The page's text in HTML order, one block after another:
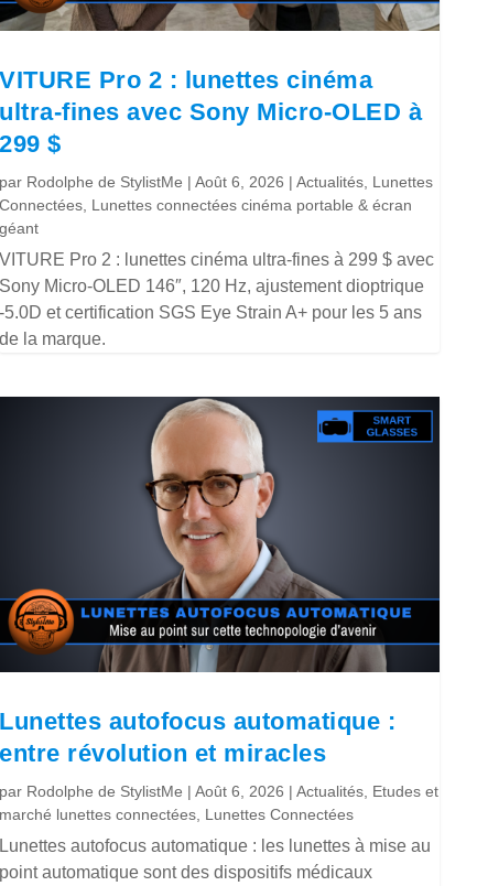
VITURE Pro 2 : lunettes cinéma
ultra-fines avec Sony Micro-OLED à
299 $
par Rodolphe de StylistMe |Août 6, 2026 |Actualités Lunettes
Connectées Lunettes connectées cinéma portable & écran
géant
VITURE Pro 2 : lunettes cinéma ultra-fines à 299 $ avec
Sony Micro-OLED 146″, 120 Hz, ajustement dioptrique
-5.0D et certification SGS Eye Strain A+ pour les 5 ans
de la marque.
Lunettes autofocus automatique :
entre révolution et miracles
par Rodolphe de StylistMe |Août 6, 2026 |Actualités Etudes et
marché lunettes connectées Lunettes Connectées
Lunettes autofocus automatique : les lunettes à mise au
point automatique sont des dispositifs médicaux